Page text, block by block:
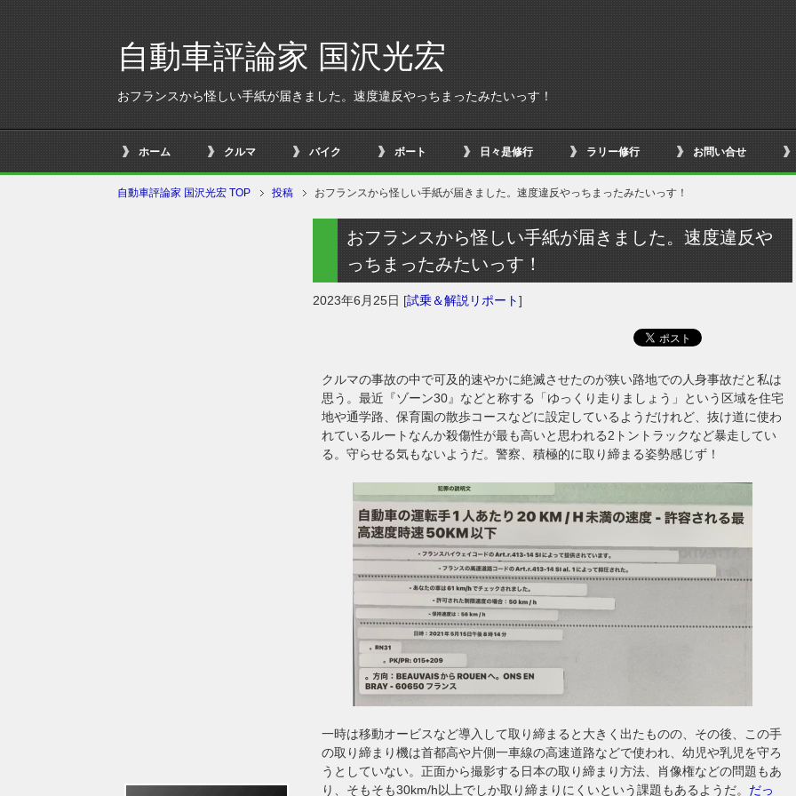
自動車評論家 国沢光宏
おフランスから怪しい手紙が届きました。速度違反やっちまったみたいっす！
ホーム クルマ バイク ボート 日々是修行 ラリー修行 お問い合せ
自動車評論家 国沢光宏 TOP 投稿 おフランスから怪しい手紙が届きました。速度違反やっちまったみたいっす！
おフランスから怪しい手紙が届きました。速度違反や
っちまったみたいっす！
2023年6月25日 [試乗＆解説リポート]
クルマの事故の中で可及的速やかに絶滅させたのが狭い路地での人身事故だと私は
思う。最近『ゾーン30』などと称する「ゆっくり走りましょう」という区域を住宅
地や通学路、保育園の散歩コースなどに設定しているようだけれど、抜け道に使わ
れているルートなんか殺傷性が最も高いと思われる2トントラックなど暴走してい
る。守らせる気もないようだ。警察、積極的に取り締まる姿勢感じず！
一時は移動オービスなど導入して取り締まると大きく出たものの、その後、この手
の取り締まり機は首都高や片側一車線の高速道路などで使われ、幼児や乳児を守ろ
うとしていない。正面から撮影する日本の取り締まり方法、肖像権などの問題もあ
り、そもそも30km/h以上でしか取り締まりにくいという課題もあるようだ。 だっ